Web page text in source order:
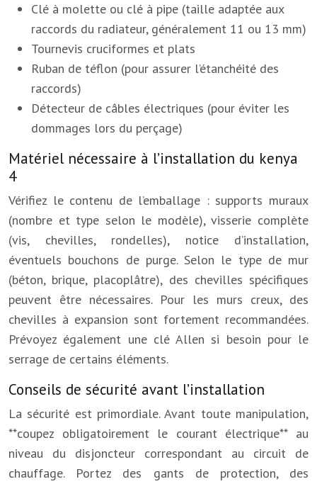
Clé à molette ou clé à pipe (taille adaptée aux
raccords du radiateur, généralement 11 ou 13 mm)
Tournevis cruciformes et plats
Ruban de téflon (pour assurer l’étanchéité des
raccords)
Détecteur de câbles électriques (pour éviter les
dommages lors du perçage)
Matériel nécessaire à l’installation du kenya
4
Vérifiez le contenu de l’emballage : supports muraux
(nombre et type selon le modèle), visserie complète
(vis, chevilles, rondelles), notice d’installation,
éventuels bouchons de purge. Selon le type de mur
(béton, brique, placoplâtre), des chevilles spécifiques
peuvent être nécessaires. Pour les murs creux, des
chevilles à expansion sont fortement recommandées.
Prévoyez également une clé Allen si besoin pour le
serrage de certains éléments.
Conseils de sécurité avant l’installation
La sécurité est primordiale. Avant toute manipulation,
**coupez obligatoirement le courant électrique** au
niveau du disjoncteur correspondant au circuit de
chauffage. Portez des gants de protection, des